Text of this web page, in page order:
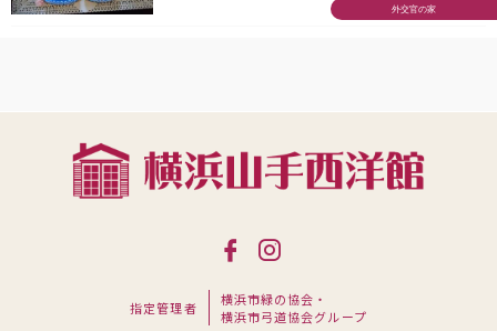
外交官の家
指定管理者
横浜市緑の協会・
横浜市弓道協会グループ